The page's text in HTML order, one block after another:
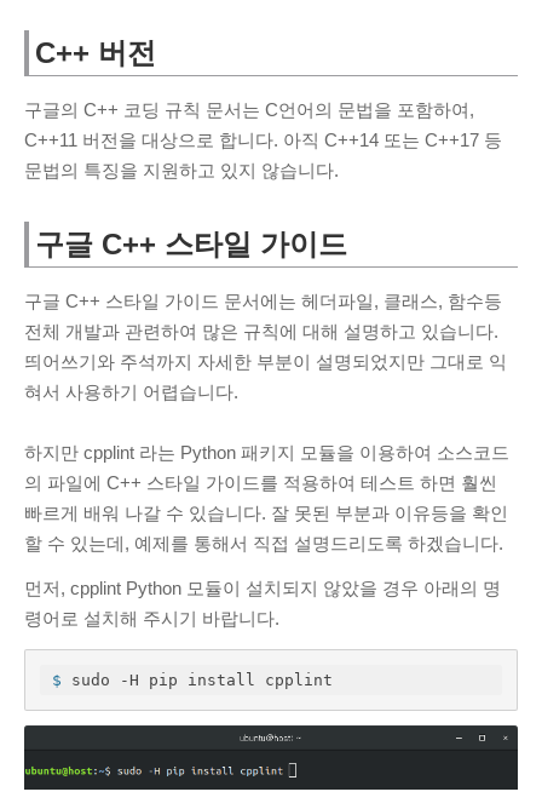
CATEGORIES
Cloud(1)
PHP (4)
Python (12)
네트워크(8)
Tensorflow(18)
리눅스 (53)
명령어(2)
서버 (44)
소프트웨어공학(7)
워드프레스 (10)
일반 (23)
PAGES
About Me
Services
C++ 버전
구글의 C++ 코딩 규칙 문서는 C언어의 문법을 포함하여,
C++11 버전을 대상으로 합니다. 아직 C++14 또는 C++17 등
문법의 특징을 지원하고 있지 않습니다.
구글 C++ 스타일 가이드
구글 C++ 스타일 가이드 문서에는 헤더파일, 클래스, 함수등
전체 개발과 관련하여 많은 규칙에 대해 설명하고 있습니다.
띄어쓰기와 주석까지 자세한 부분이 설명되었지만 그대로 익
혀서 사용하기 어렵습니다.
하지만 cpplint 라는 Python 패키지 모듈을 이용하여 소스코드
의 파일에 C++ 스타일 가이드를 적용하여 테스트 하면 훨씬
빠르게 배워 나갈 수 있습니다. 잘 못된 부분과 이유등을 확인
할 수 있는데, 예제를 통해서 직접 설명드리도록 하겠습니다.
먼저, cpplint Python 모듈이 설치되지 않았을 경우 아래의 명
령어로 설치해 주시기 바랍니다.
$ sudo -H pip install cpplint